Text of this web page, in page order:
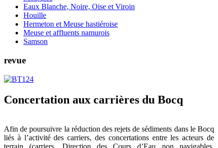
Eaux Blanche, Noire, Oise et Viroin
Houille
Hermeton et Meuse hastiéroise
Meuse et affluents namurois
Samson
revue
Concertation aux carrières du Bocq
Afin de poursuivre la réduction des rejets de sédiments dans le Bocq
liés à l’activité des carriers, des concertations entre les acteurs de
terrain (carriers, Direction des Cours d’Eau non navigables,